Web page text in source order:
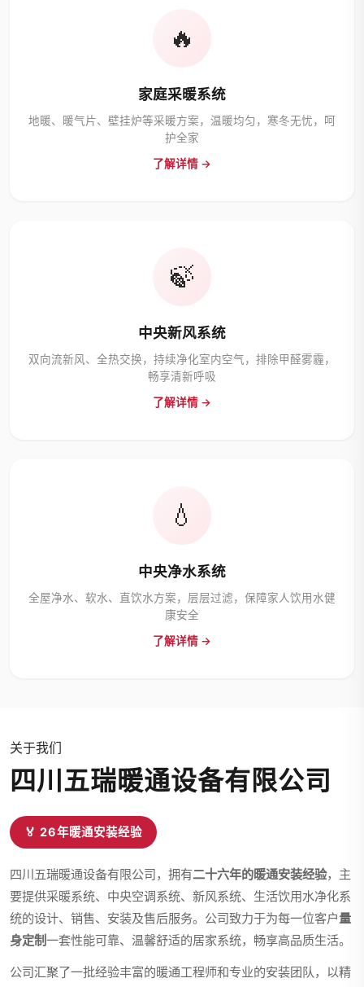
🔥
家庭采暖系统
地暖、暖气片、壁挂炉等采暖方案，温暖均匀，寒冬无忧，呵
护全家
了解详情 →
🍃
中央新风系统
双向流新风、全热交换，持续净化室内空气，排除甲醛雾霾，
畅享清新呼吸
了解详情 →
💧
中央净水系统
全屋净水、软水、直饮水方案，层层过滤，保障家人饮用水健
康安全
了解详情 →
关于我们
四川五瑞暖通设备有限公司
🏅 26年暖通安装经验
四川五瑞暖通设备有限公司，拥有二十六年的暖通安装经验，主
要提供采暖系统、中央空调系统、新风系统、生活饮用水净化系
统的设计、销售、安装及售后服务。公司致力于为每一位客户量
身定制一套性能可靠、温馨舒适的居家系统，畅享高品质生活。
公司汇聚了一批经验丰富的暖通工程师和专业的安装团队，以精